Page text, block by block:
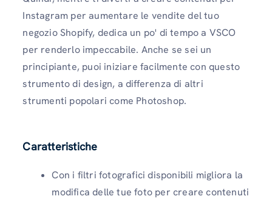
Instagram per aumentare le vendite del tuo
negozio Shopify, dedica un po' di tempo a VSCO
per renderlo impeccabile. Anche se sei un
principiante, puoi iniziare facilmente con questo
strumento di design, a differenza di altri
strumenti popolari come Photoshop.
Caratteristiche
Con i filtri fotografici disponibili migliora la
modifica delle tue foto per creare contenuti